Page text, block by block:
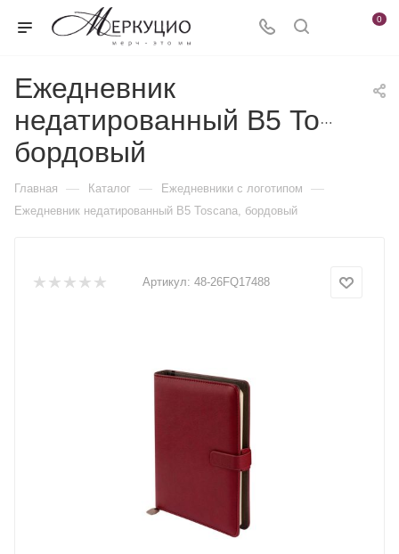
0
Ежедневник
недатированный В5
бордовый
Главная — Каталог — Ежедневники c логотипом —
Ежедневник недатированный В5 Toscana, бордовый
Артикул: 48-26FQ17488